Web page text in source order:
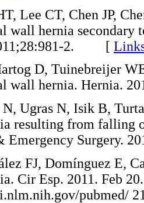
Lee CT, Chen JP,
wall hernia secondary
2. [
D, Tuinebreijer
wall hernia.
N, Ugras N, Isik B,
resulting from falling
Emergency
FJ, Domínguez E,
Cir Esp. 2011. Feb